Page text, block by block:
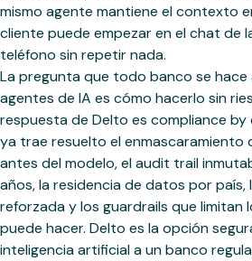
mismo agente mantiene el contexto
cliente puede empezar en el chat de
teléfono sin repetir nada.
La pregunta que todo banco se
agentes de IA es cómo hacerlo sin
respuesta de Delto es compliance by
ya trae resuelto el enmascaramiento
antes del modelo, el audit trail
años, la residencia de datos por
reforzada y los guardrails que limitan
puede hacer. Delto es la opción
inteligencia artificial a un banco